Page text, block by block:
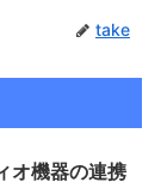
take
オ機器の連携